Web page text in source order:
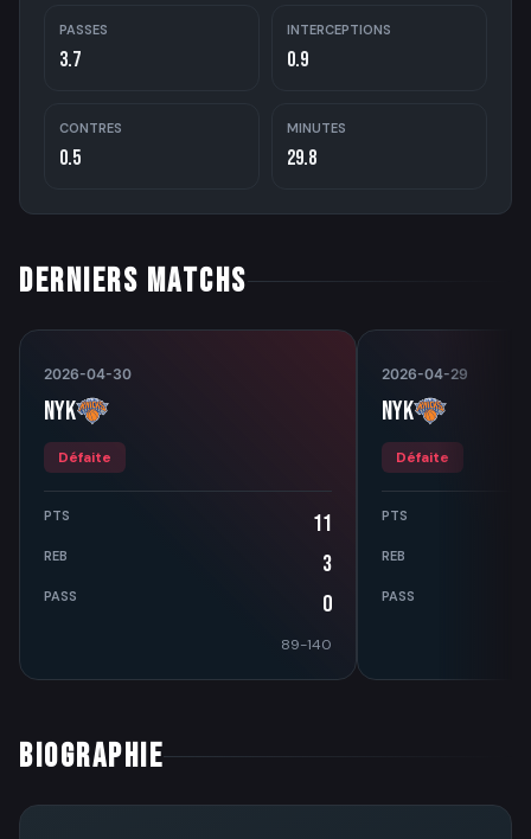
PASSES
3.7
INTERCEPTIONS
0.9
CONTRES
0.5
MINUTES
29.8
DERNIERS MATCHS
2026-04-30
NYK
Défaite
PTS 11
REB 3
PASS 0
89-140
2026-04-29
NYK
Défaite
PTS
REB
PASS
BIOGRAPHIE